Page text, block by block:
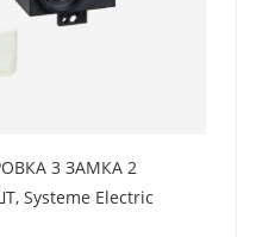
3 ЗАМКА 2
Systeme Electric